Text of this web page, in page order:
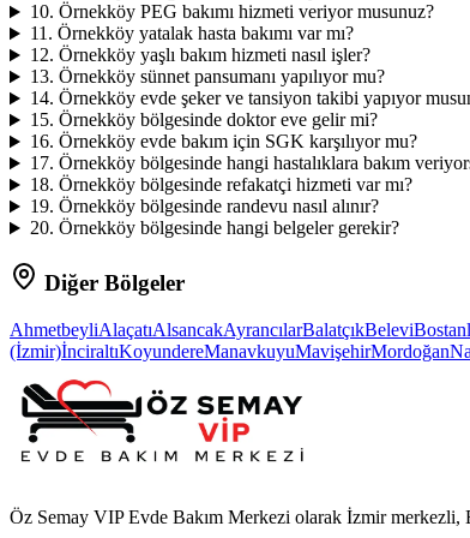
10. Örnekköy PEG bakımı hizmeti veriyor musunuz?
11 . Örnekköy yatalak hasta bakımı var mı?
12. Örnekköy yaşlı bakım hizmeti nasıl işler?
13. Örnekköy sünnet pansumanı yapılıyor mu?
14. Örnekköy evde şeker ve tansiyon takibi yapıyor
15. Örnekköy bölgesinde doktor eve gelir mi?
16. Örnekköy evde bakım için SGK karşılıyor mu?
17. Örnekköy bölgesinde hangi hastalıklara bakım
18. Örnekköy bölgesinde refakatçi hizmeti var mı?
19. Örnekköy bölgesinde randevu nasıl alınır?
20. Örnekköy bölgesinde hangi belgeler gerekir?
Diğer Bölgeler
AhmetbeyliAlaçatıAlsancakAyrancılarBalatçıkBelevi
(İzmir)İnciraltıKoyundereManavkuyuMavişehirMordoğan
Öz Semay VIP Evde Bakım Merkezi olarak İzmir merkezli,